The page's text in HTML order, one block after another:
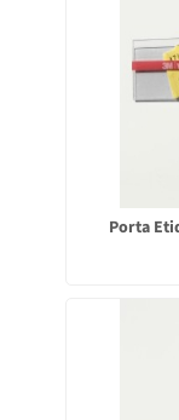
Porta